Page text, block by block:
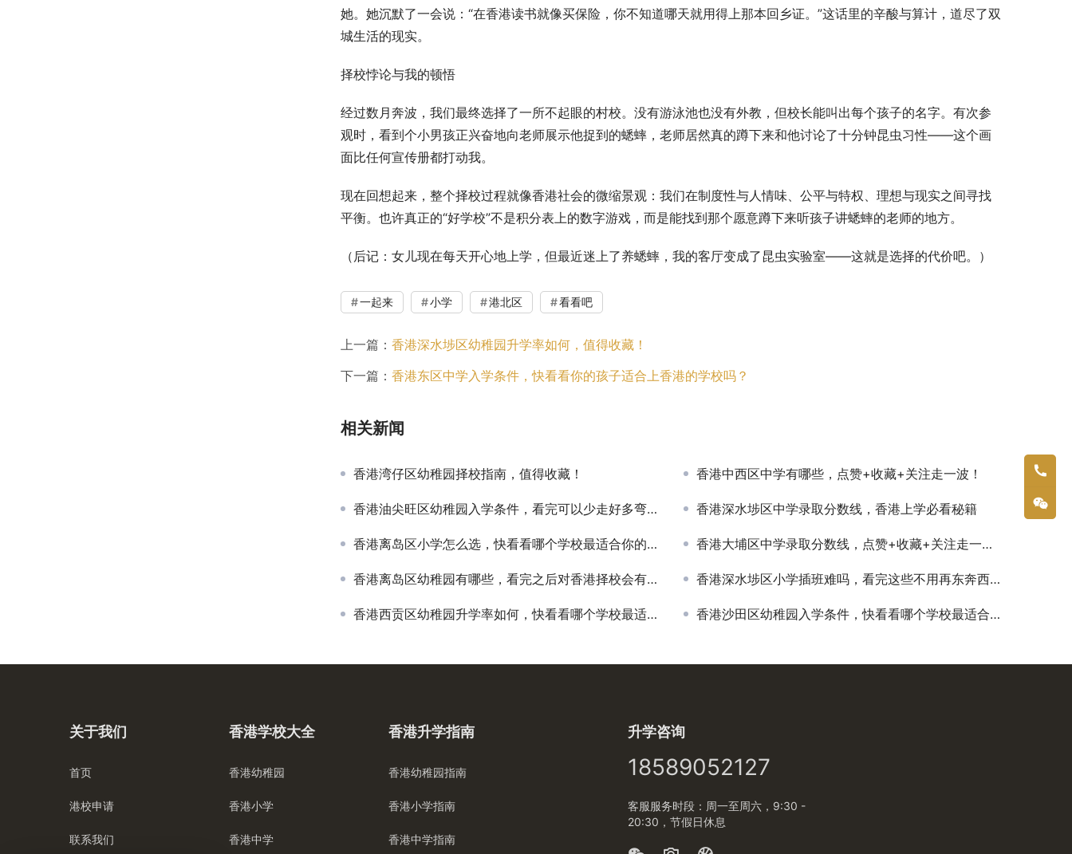
她。她沉默了一会说：“在香港读书就像买保险，你不知道哪天就用得上那本回乡证。”这话里的辛酸与算计，道尽了双
城生活的现实。
择校悖论与我的顿悟
经过数月奔波，我们最终选择了一所不起眼的村校。没有游泳池也没有外教，但校长能叫出每个孩子的名字。有次参
观时，看到个小男孩正兴奋地向老师展示他捉到的蟋蟀，老师居然真的蹲下来和他讨论了十分钟昆虫习性——这个画
面比任何宣传册都打动我。
现在回想起来，整个择校过程就像香港社会的微缩景观：我们在制度性与人情味、公平与特权、理想与现实之间寻找
平衡。也许真正的“好学校”不是积分表上的数字游戏，而是能找到那个愿意蹲下来听孩子讲蟋蟀的老师的地方。
（后记：女儿现在每天开心地上学，但最近迷上了养蟋蟀，我的客厅变成了昆虫实验室——这就是选择的代价吧。）
一起来 小学 港北区 看看吧
上一篇： 香港深水埗区幼稚园升学率如何，值得收藏！
下一篇： 香港东区中学入学条件，快看看你的孩子适合上香港的学校吗？
相关新闻
香港湾仔区幼稚园择校指南，值得收藏！ 香港中西区中学有哪些，点赞+收藏+关注走一波！
香港油尖旺区幼稚园入学条件，看完可以少走好多弯路！ 香港深水埗区中学录取分数线，香港上学必看秘籍
香港离岛区小学怎么选，快看看哪个学校最适合你的孩子 香港大埔区中学录取分数线，点赞+收藏+关注走一波！
香港离岛区幼稚园有哪些，看完之后对香港择校会有更全面的认知！ 香港深水埗区小学插班难吗，看完这些不用再东奔西走查资料了
香港西贡区幼稚园升学率如何，快看看哪个学校最适合你的孩子 香港沙田区幼稚园入学条件，快看看哪个学校最适合你的孩子
关于我们
首页
港校申请
联系我们
香港学校大全
香港幼稚园
香港小学
香港中学
香港升学指南
香港幼稚园指南
香港小学指南
香港中学指南
升学咨询
18589052127
客服服务时段：周一至周六，9:30 -
20:30，节假日休息